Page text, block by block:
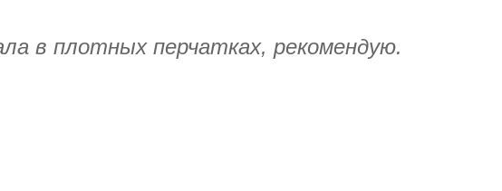
в плотных перчатках, рекомендую.